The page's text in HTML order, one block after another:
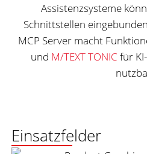
Assistenzsysteme
Schnittstellen
MCP Server macht
und M/TEXT TONIC für
Einsatzfelder